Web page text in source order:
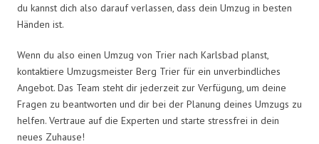
du kannst dich also darauf verlassen, dass dein Umzug in besten
Händen ist.
Wenn du also einen Umzug von Trier nach Karlsbad planst,
kontaktiere Umzugsmeister Berg Trier für ein unverbindliches
Angebot. Das Team steht dir jederzeit zur Verfügung, um deine
Fragen zu beantworten und dir bei der Planung deines Umzugs zu
helfen. Vertraue auf die Experten und starte stressfrei in dein
neues Zuhause!